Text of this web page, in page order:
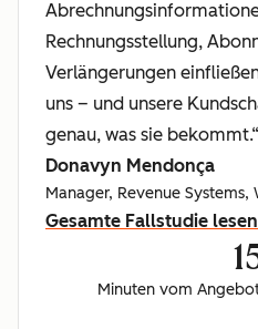
Rechnungsstellung,
Verlängerungen
uns – und unsere
genau, was sie bekommt.“
Donavyn Mendonça
Manager, Revenue Systems,
Gesamte Fallstudie lesen
Minuten vom